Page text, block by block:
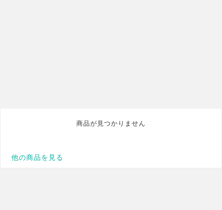
商品が見つかりません
他の商品を見る